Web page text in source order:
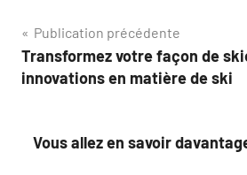
Navigation
de
Publication précédente
Transformez votre façon de
innovations en matière de ski
Vous allez en savoir